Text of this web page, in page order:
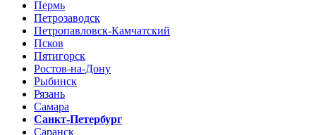
Пермь
Петрозаводск
Петропавловск-Камчатский
Псков
Пятигорск
Ростов-на-Дону
Рыбинск
Рязань
Самара
Санкт-Петербург
Саранск